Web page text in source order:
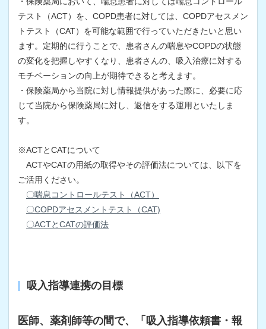
テスト（ACT）を、COPD患者に対しては、COPDアセスメン
トテスト（CAT）を可能な範囲で行っていただきたいと思い
ます。定期的に行うことで、患者さんの喘息やCOPDの状態
の変化を把握しやすくなり、患者さんの、吸入治療に対する
モチベーションの向上が期待できると考えます。
・保険薬局から当院に対し情報提供があった際に、必要に応
じて当院から保険薬局に対し、返信をする運用といたしま
す。
※ACTとCATについて
ACTやCATの用紙の取得やその評価法については、以下を
ご活用ください。
〇喘息コントロールテスト（ACT）
〇COPDアセスメントテスト（CAT)
〇ACTとCATの評価法
吸入指導連携の目標
医師、薬剤師等の間で、「吸入指導依頼書・報